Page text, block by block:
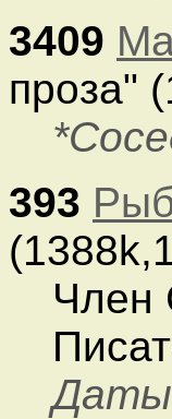
3409
проза"
393
Член
Даты